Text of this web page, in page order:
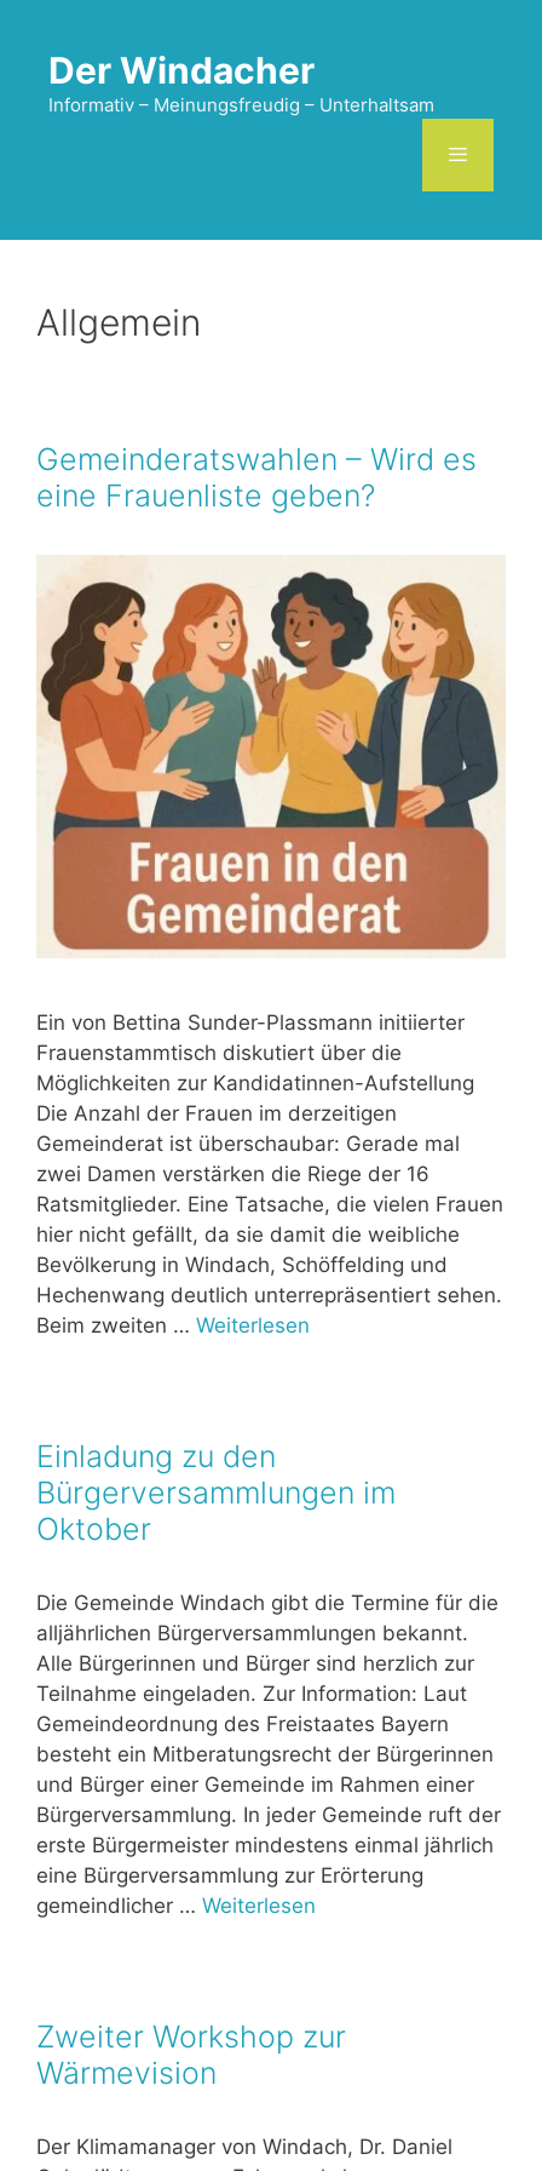
springenDer Windacher
Informativ – Meinungsfreudig – Unterhaltsam
Allgemein
Gemeinderatswahlen – Wird es
eine Frauenliste geben?
Ein von Bettina Sunder-Plassmann initiierter
Frauenstammtisch diskutiert über die
Möglichkeiten zur Kandidatinnen-Aufstellung
Die Anzahl der Frauen im derzeitigen
Gemeinderat ist überschaubar: Gerade mal
zwei Damen verstärken die Riege der 16
Ratsmitglieder. Eine Tatsache, die vielen Frauen
hier nicht gefällt, da sie damit die weibliche
Bevölkerung in Windach, Schöffelding und
Hechenwang deutlich unterrepräsentiert sehen.
Beim zweiten … Weiterlesen
Einladung zu den
Bürgerversammlungen im
Oktober
Die Gemeinde Windach gibt die Termine für die
alljährlichen Bürgerversammlungen bekannt.
Alle Bürgerinnen und Bürger sind herzlich zur
Teilnahme eingeladen. Zur Information: Laut
Gemeindeordnung des Freistaates Bayern
besteht ein Mitberatungsrecht der Bürgerinnen
und Bürger einer Gemeinde im Rahmen einer
Bürgerversammlung. In jeder Gemeinde ruft der
erste Bürgermeister mindestens einmal jährlich
eine Bürgerversammlung zur Erörterung
gemeindlicher … Weiterlesen
Zweiter Workshop zur
Wärmevision
Der Klimamanager von Windach, Dr. Daniel